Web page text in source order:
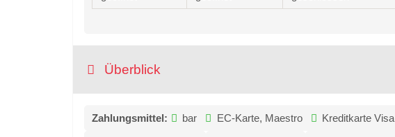
Überblick
Zahlungsmittel: bar EC-Karte, Maestro Kreditkarte Visa